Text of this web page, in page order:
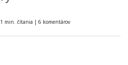
1 min. čítania | 6 komentárov